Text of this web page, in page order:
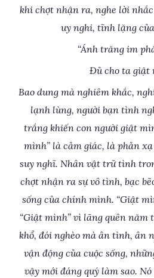
khi chợt nhận ra, nghe lời
uy nghi, tĩnh lặng
“Ánh trăng im
Đủ cho ta giật
Bao dung mà nghiêm khắc,
lạnh lùng, người bạn tình
trắng khiến con người giật
mình” là cảm giác, là phản
suy nghĩ. Nhân vật trữ tình
chợt nhận ra sự vô tình, bạc
sống của chính mình. “Giật
“Giật mình” vì lãng quên năm
khổ, đói nghèo mà ân tình, ân
vận động của cuộc sống,
vậy mới đáng quý làm sao.